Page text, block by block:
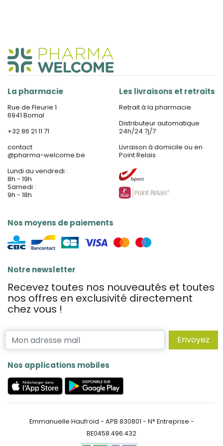
La pharmacie
Rue de Fleurie 1
6941 Bomal
+32 86 21 11 71
contact
@pharma-welcome.be
Lundi au vendredi :
8h - 19h
Samedi :
9h - 18h
Nos moyens de paiements
Les livraisons et retraits
Retrait à la pharmacie
Distributeur automatique
24h/24 7j/7
Livraison à domicile ou en
Point Relais
Notre newsletter
Recevez toutes nos nouveautés et toutes
nos offres en exclusivité directement
chez vous !
Envoyez
Nos applications mobiles
Emmanuelle Haufroid - APB 830801 - N° Entreprise -
BE0458.496.432